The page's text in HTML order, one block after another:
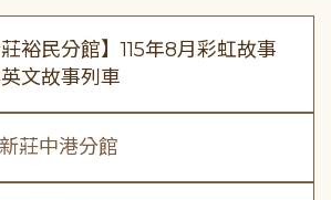
莊裕民分館】115年8月彩虹故事
文故事列車
新莊中港分館